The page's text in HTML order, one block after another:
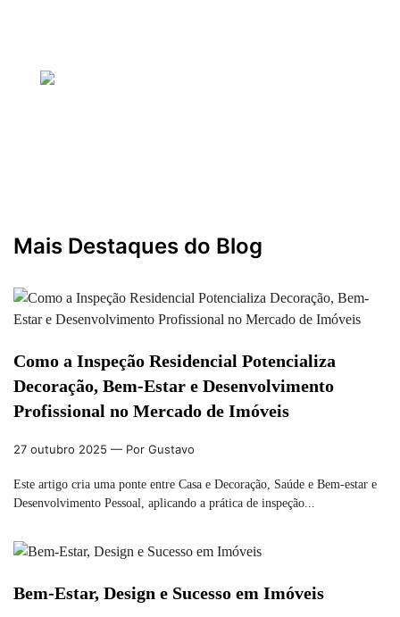
Mais Destaques do Blog
Como a Inspeção Residencial Potencializa
Decoração, Bem-Estar e Desenvolvimento
Profissional no Mercado de Imóveis
27 outubro 2025 — Por Gustavo
Este artigo cria uma ponte entre Casa e Decoração, Saúde e Bem-estar e
Desenvolvimento Pessoal, aplicando a prática de inspeção...
Bem-Estar, Design e Sucesso em Imóveis